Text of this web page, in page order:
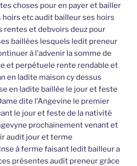
choses pour en payer et bailler
etc audit bailleur ses hoirs
rentes et debvoirs deuz pour
baillées lesquels ledit preneur
à l’advenir la somme de
et perpétuele rente rendable et
en ladite maison cy dessus
en ladite baillée le jour et feste
dite l’Angevine le premier
le jour et feste de la nativité
prochainement venant et
audit jour et terme
à ferme faisant ledit bailleur a
présentes audit preneur grâce